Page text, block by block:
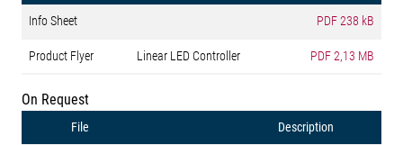
Info Sheet PDF238 kB
Product Flyer Linear LED Controller PDF2,13 MB
On Request
File Description